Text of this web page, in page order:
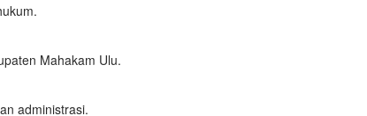
Mahakam Ulu.
administrasi.